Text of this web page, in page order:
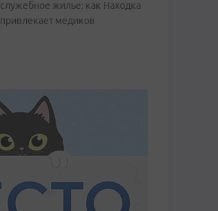
служебное жилье: как Находка
привлекает медиков